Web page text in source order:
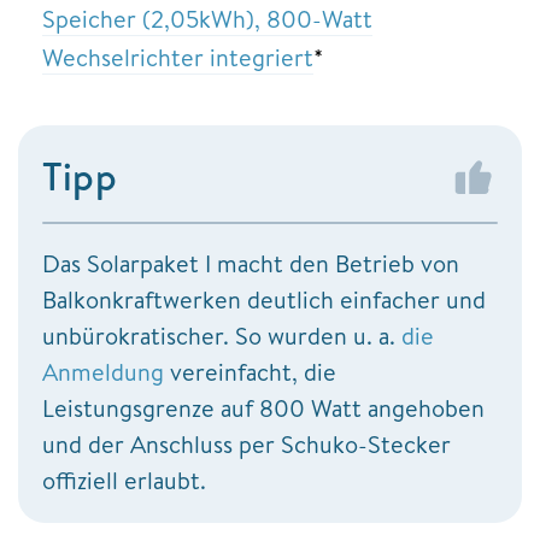
Speicher (2,05kWh), 800-Watt
Wechselrichter integriert*
Tipp
Das Solarpaket I macht den Betrieb von
Balkonkraftwerken deutlich einfacher und
unbürokratischer. So wurden u. a. die
Anmeldung vereinfacht, die
Leistungsgrenze auf 800 Watt angehoben
und der Anschluss per Schuko-Stecker
offiziell erlaubt.